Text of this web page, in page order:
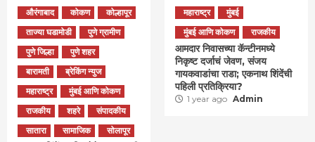
औरंगाबाद
कोकण
कोल्हापूर
ताज्या घडामोडी
पुणे ग्रामीण
पुणे जिल्हा
पुणे शहर
बारामती
ब्रेकिंग न्युज
महाराष्ट्र
मुंबई आणि कोकण
राजकीय
शहरे
संपादकीय
सातारा
सामाजिक सोलापूर
महाराष्ट्र
मुंबई
मुंबई आणि कोकण
राजकीय
आमदार निवासच्या कॅन्टीनमध्ये
निकृष्ट दर्जाचं जेवण, संजय
गायकवाडांचा राडा; एकनाथ शिंदेंची
पहिली प्रतिक्रिया?
1 year ago Admin